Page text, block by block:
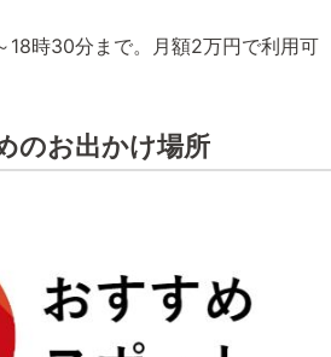
18時30分まで。月額2万円で利用可
のお出かけ場所